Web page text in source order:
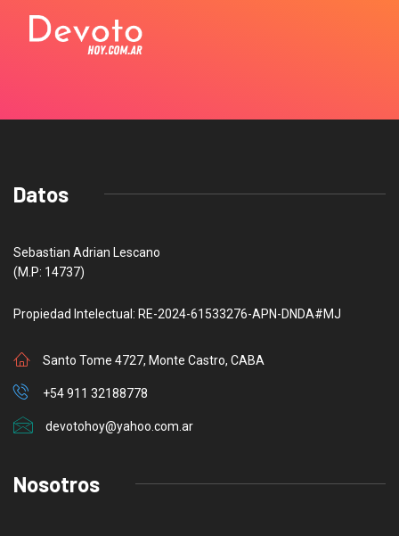
Datos
Sebastian Adrian Lescano
(M.P: 14737)
Propiedad Intelectual: RE-2024-61533276-APN-DNDA#MJ
Santo Tome 4727, Monte Castro, CABA
+54 911 32188778
devotohoy@yahoo.com.ar
Nosotros